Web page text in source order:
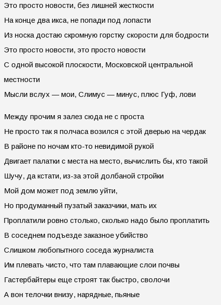
Это просто новости, без лишней жесткости
На конце два икса, не попади под лопасти
Из носка достаю скромную горстку скорости для бодрости
Это просто новости, это просто новости
С одной высокой плоскости, Московской центральной
местности
Мысли вслух — мои, Слимус — минус, плюс Гуф, лови
Между прочим я залез сюда не с проста
Не просто так я полчаса возился с этой дверью на чердак
В районе по ночам кто-то невидимой рукой
Двигает палатки с места на место, вычислить бы, кто такой
Шучу, да кстати, из-за этой долбаной стройки
Мой дом может под землю уйти,
Но продуманный пузатый заказчики, мать их
Проплатили ровно столько, сколько надо было проплатить
В соседнем подъезде заказное убийство
Слишком любопытного соседа журналиста
Им плевать чисто, что там плавающие слои почвы
Гастербайтеры еще строят так быстро, сволочи
А вон телочки внизу, нарядные, пьяные